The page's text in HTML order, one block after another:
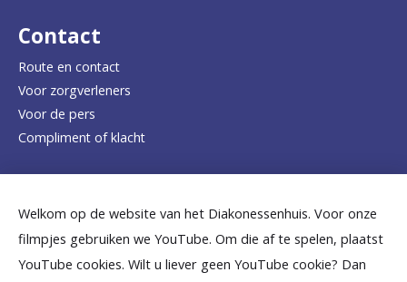
Welkom op de website van het Diakonessenhuis. Voor onze
filmpjes gebruiken we YouTube. Om die af te spelen, plaatst
YouTube cookies. Wilt u liever geen YouTube cookie? Dan
d
e
h
o
p
a
Contact
Route en contact
Voor zorgverleners
Voor de pers
Compliment of klacht
Dicht bij jou
B
B
B
B
B